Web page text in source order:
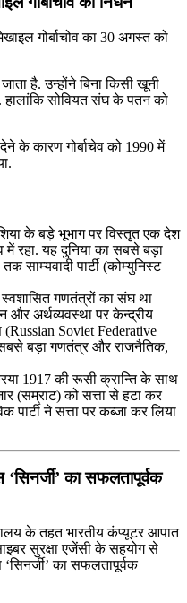
गोर्बाचोव का 30 अगस्त को
जाता है. उन्होंने बिना किसी खूनी
हालांकि सोवियत संघ के पतन को
के कारण गोर्बाचेव को 1990 में
के बड़े भूभाग पर विस्तृत एक देश
रहा. यह दुनिया का सबसे बड़ा
साम्यवादी पार्टी (कोम्युनिस्ट
गणतंत्रों का संघ था
अर्थव्यवस्था पर केन्द्रीय
Soviet Federative
बड़ा गणतंत्र और राजनैतिक,
1917 की रूसी क्रान्ति के साथ
(सम्राट) को सत्ता से हटा कर
पार्टी ने सत्ता पर कब्जा कर लिया
का सफलतापूर्वक
के तहत भारतीय कंप्यूटर आपात
सुरक्षा एजेंसी के सहयोग से
का सफलतापूर्वक